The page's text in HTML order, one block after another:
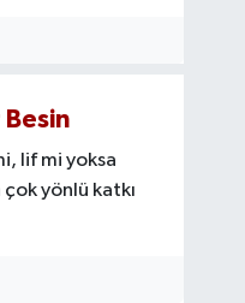
Besin
lif mi yoksa
yönlü katkı